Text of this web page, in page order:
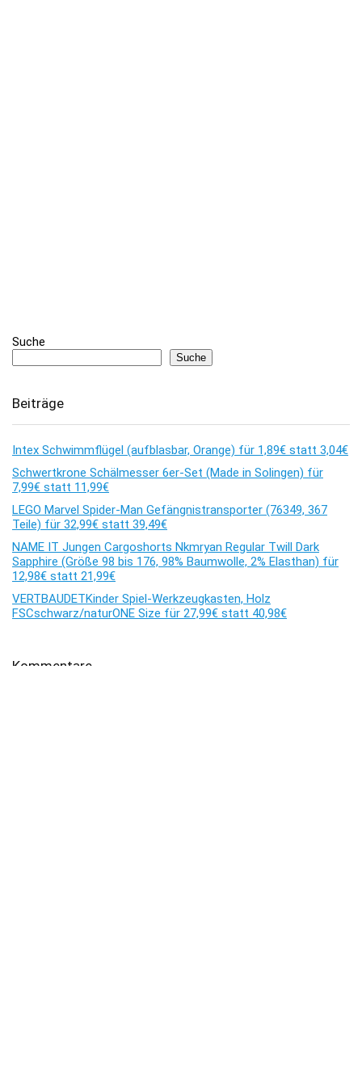
Suche
Suche
Beiträge
Intex Schwimmflügel (aufblasbar, Orange) für 1,89€ statt 3,04€
Schwertkrone Schälmesser 6er-Set (Made in Solingen) für
7,99€ statt 11,99€
LEGO Marvel Spider-Man Gefängnistransporter (76349, 367
Teile) für 32,99€ statt 39,49€
NAME IT Jungen Cargoshorts Nkmryan Regular Twill Dark
Sapphire (Größe 98 bis 176, 98% Baumwolle, 2% Elasthan) für
12,98€ statt 21,99€
VERTBAUDETKinder Spiel-Werkzeugkasten, Holz
FSCschwarz/naturONE Size für 27,99€ statt 40,98€
Kommentare